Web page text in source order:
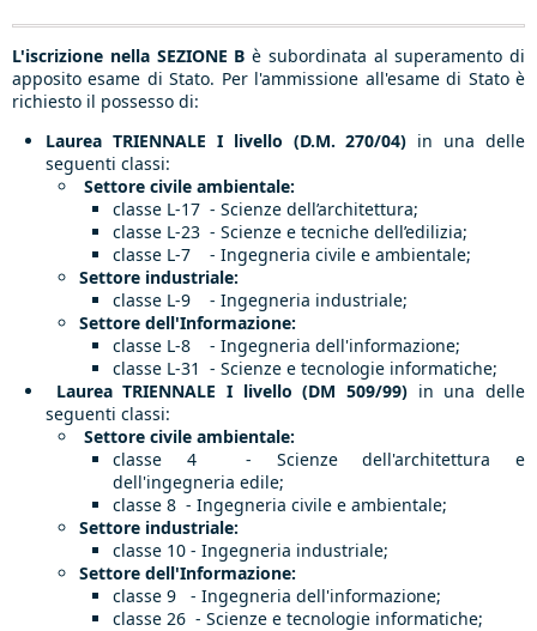
L'iscrizione nella SEZIONE B è subordinata al superamento di
apposito esame di Stato. Per l'ammissione all'esame di Stato è
richiesto il possesso di:
Laurea TRIENNALE I livello (D.M. 270/04) in una delle
seguenti classi:
Settore civile ambientale:
classe L-17 - Scienze dell’architettura;
classe L-23 - Scienze e tecniche dell’edilizia;
classe L-7 - Ingegneria civile e ambientale;
Settore industriale:
classe L-9 - Ingegneria industriale;
Settore dell'Informazione:
classe L-8 - Ingegneria dell'informazione;
classe L-31 - Scienze e tecnologie informatiche;
Laurea TRIENNALE I livello (DM 509/99) in una delle
seguenti classi:
Settore civile ambientale:
classe 4 - Scienze dell'architettura e
dell'ingegneria edile;
classe 8 - Ingegneria civile e ambientale;
Settore industriale:
classe 10 - Ingegneria industriale;
Settore dell'Informazione:
classe 9 - Ingegneria dell'informazione;
classe 26 - Scienze e tecnologie informatiche;